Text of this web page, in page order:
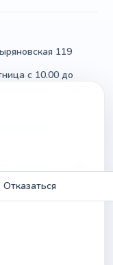
119
с 10.00 до
товара
Отказаться